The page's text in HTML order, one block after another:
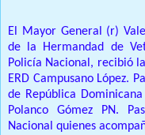
El Mayor General (r)
de la Hermandad de
Policía Nacional, recibió
ERD Campusano López.
de República
Polanco Gómez PN.
Nacional quienes